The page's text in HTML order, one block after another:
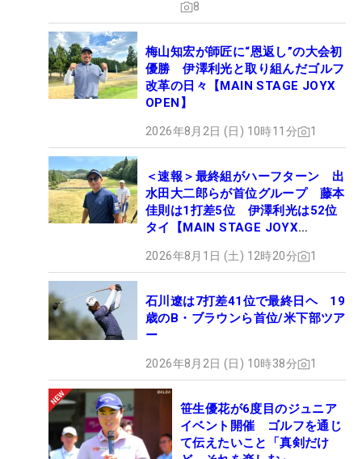
8
梅山知宏が師匠に“恩返し”の大会初
優勝 伊澤利光と取り組んだゴルフ
改革の日々【MAIN STAGE JOYX
OPEN】
2026年8月2日 (日) 10時11分 1
＜速報＞最終組がハーフターン 出
水田大二郎らが首位グループ 藤本
佳則は1打差5位 伊澤利光は52位
タイ【MAIN STAGE JOYX
2026年8月1日 (土) 12時20分 1
石川遼は7打差41位で最終日ヘ 19
歳のB・ブラウンら首位/米下部ツア
ー
2026年8月2日 (日) 10時38分 1
笹生優花が6度目のジュニア
イベント開催 ゴルフを通じ
て伝えたいこと「真剣だけ